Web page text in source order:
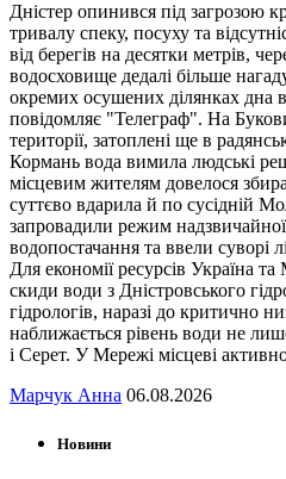
Дністер опинився під загрозою
тривалу спеку, посуху та
від берегів на десятки метрів,
водосховище дедалі більше
окремих осушених ділянках дна
повідомляє "Телеграф". На
території, затоплені ще в
Кормань вода вимила людські
місцевим жителям довелося
суттєво вдарила й по сусідній
запровадили режим надзвичайної
водопостачання та ввели суворі
Для економії ресурсів Україна
скиди води з Дністровського
гідрологів, наразі до критично
наближається рівень води не
і Серет. У Мережі місцеві
Марчук Анна 06.08.2026
Новини